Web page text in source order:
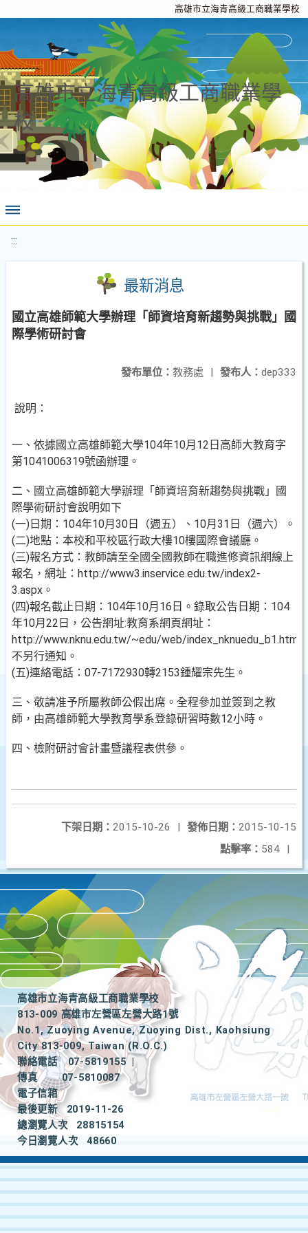
高雄市立海青高級工商職業學校
高雄市立海青高級工商職業學
校
:::
最新消息
國立高雄師範大學辦理「師資培育新趨勢與挑戰」國
際學術研討會
發布人： dep333
發布單位： 教務處 |
說明：
一、依據國立高雄師範大學104年10月12日高師大教育字
第1041006319號函辦理。
二、國立高雄師範大學辦理「師資培育新趨勢與挑戰」國
際學術研討會說明如下
(一)日期：104年10月30日（週五）、10月31日（週六）。
(二)地點：本校和平校區行政大樓10樓國際會議廳。
(三)報名方式：教師請至全國全國教師在職進修資訊網線上
報名，網址：http://www3.inservice.edu.tw/index2-
3.aspx。
(四)報名截止日期：104年10月16日。錄取公告日期：104
年10月22日，公告網址:教育系網頁網址：
http://www.nknu.edu.tw/~edu/web/index_nknuedu_b1.html
不另行通知。
(五)連絡電話：07-7172930轉2153鍾耀宗先生。
三、敬請准予所屬教師公假出席。全程參加並簽到之教
師，由高雄師範大學教育學系登錄研習時數12小時。
四、檢附研討會計畫暨議程表供參。
發佈日期： 2015-10-15
下架日期： 2015-10-26
|
點擊率： 584 |
高雄市立海青高級工商職業學校
813-009 高雄市左營區左營大路1號
No.1, Zuoying Avenue, Zuoying Dist., Kaohsiung
City 813-009, Taiwan (R.O.C.)
聯絡電話
07-5819155
|
傳真
07-5810087
電子信箱
最後更新
2019-11-26
總瀏覽人次
28815154
今日瀏覽人次
48660